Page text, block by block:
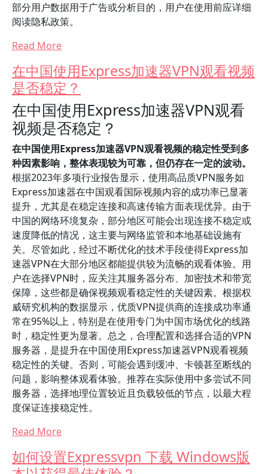
部分用户数据用于广告或分析目的，用户在使用前应详细
阅读隐私政策。
Read More
在中国使用Express加速器VPN观看视频
是否稳定？
在中国使用Express加速器VPN观看
视频是否稳定？
在中国使用Express加速器VPN观看视频的稳定性受到多
种因素影响，整体表现较为可靠，但仍存在一定的波动。
根据2023年多项行业报告显示，使用高品质VPN服务如
Express加速器在中国观看国际视频内容的成功率已显著
提升，尤其是在稳定连接和高速传输方面表现优异。由于
中国的网络环境复杂，部分地区可能会出现连接不稳定或
速度降低的情况，这主要与网络监管和本地基础设施有
关。尽管如此，经过不断优化的技术手段使得Express加
速器VPN在大部分地区都能提供较为流畅的观看体验。用
户在选择VPN时，应关注其服务器分布、加密技术和带宽
保障，这些都是确保视频观看稳定性的关键因素。根据权
威研究机构的数据显示，优质VPN提供商的连接成功率通
常在95%以上，特别是在使用专门为中国市场优化的线路
时，稳定性更为显著。总之，合理配置和选择合适的VPN
服务器，是提升在中国使用Express加速器VPN观看视频
稳定性的关键。否则，可能会遇到缓冲、卡顿甚至断线的
问题，影响整体观看体验。推荐在实际使用中多尝试不同
服务器，选择地理位置较近且负载较低的节点，以最大程
度保证连接稳定性。
Read More
如何设置Expressvpn 下载 Windows版